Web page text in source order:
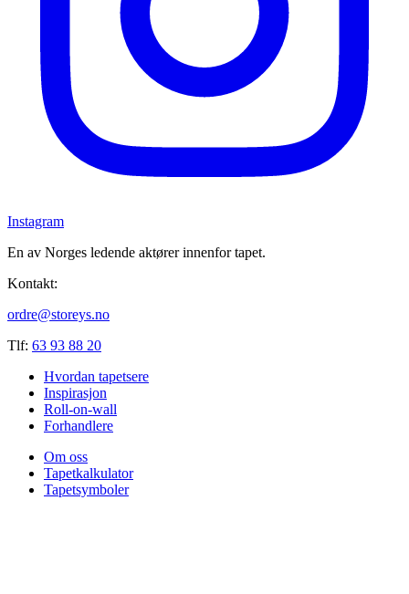
Instagram
En av Norges ledende aktører innenfor tapet.
Kontakt:
ordre@storeys.no
Tlf: 63 93 88 20
Hvordan tapetsere
Inspirasjon
Roll-on-wall
Forhandlere
Om oss
Tapetkalkulator
Tapetsymboler